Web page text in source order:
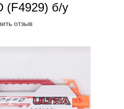
(F4929) б/у
отзыв